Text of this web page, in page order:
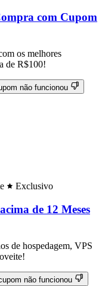
com Cupom
os melhores
de R$100!
não funcionou
Exclusivo
de 12 Meses
de hospedagem, VPS
não funcionou